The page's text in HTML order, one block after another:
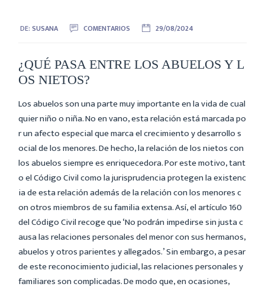
DE:SUSANA COMENTARIOS 29/08/2024
¿QUÉ PASA ENTRE LOS ABUELOS Y L
OS NIETOS?
Los abuelos son una parte muy importante en la vida de cual
quier niño o niña. No en vano, esta relación está marcada po
r un afecto especial que marca el crecimiento y desarrollo s
ocial de los menores. De hecho, la relación de los nietos con
los abuelos siempre es enriquecedora. Por este motivo, tant
o el Código Civil como la jurisprudencia protegen la existenc
ia de esta relación además de la relación con los menores c
on otros miembros de su familia extensa. Así, el artículo 160
del Código Civil recoge que ‘No podrán impedirse sin justa c
ausa las relaciones personales del menor con sus hermanos,
abuelos y otros parientes y allegados.’ Sin embargo, a pesar
de este reconocimiento judicial, las relaciones personales y
familiares son complicadas. De modo que, en ocasiones,